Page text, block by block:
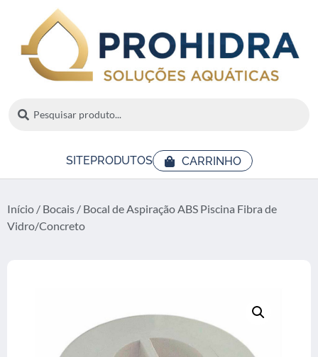
SITEPRODUTOS CARRINHO
Início / Bocais / Bocal de Aspiração ABS Piscina Fibra de
Vidro/Concreto